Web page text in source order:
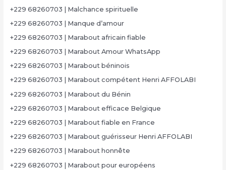
+229 68260703 | Malchance spirituelle
+229 68260703 | Manque d’amour
+229 68260703 | Marabout africain fiable
+229 68260703 | Marabout Amour WhatsApp
+229 68260703 | Marabout béninois
+229 68260703 | Marabout compétent Henri AFFOLABI
+229 68260703 | Marabout du Bénin
+229 68260703 | Marabout efficace Belgique
+229 68260703 | Marabout fiable en France
+229 68260703 | Marabout guérisseur Henri AFFOLABI
+229 68260703 | Marabout honnête
+229 68260703 | Marabout pour européens